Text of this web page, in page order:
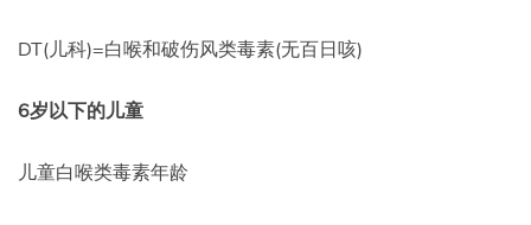
DT(儿科)=白喉和破伤风类毒素(无百日咳)
6岁以下的儿童
儿童白喉类毒素年龄